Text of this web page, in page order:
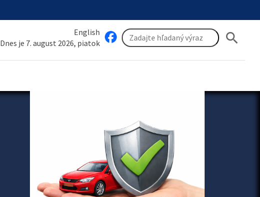
English
Dnes je 7. august 2026, piatok
search